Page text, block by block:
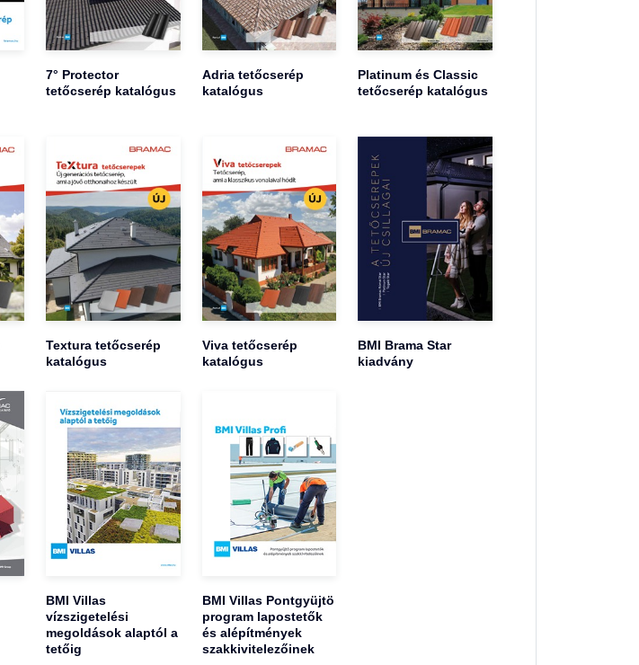
7° Protector
tetőcserép katalógus
Adria tetőcserép
katalógus
Platinum és Classic
tetőcserép katalógus
Textura tetőcserép
katalógus
Viva tetőcserép
katalógus
BMI Brama Star
kiadvány
BMI Villas
vízszigetelési
megoldások alaptól a
tetőig
BMI Villas Pontgyüjtö
program lapostetők
és alépítmények
szakkivitelezőinek